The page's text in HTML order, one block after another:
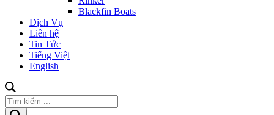
Blackfin Boats
Dịch Vụ
Liên hệ
Tin Tức
Tiếng Việt
English